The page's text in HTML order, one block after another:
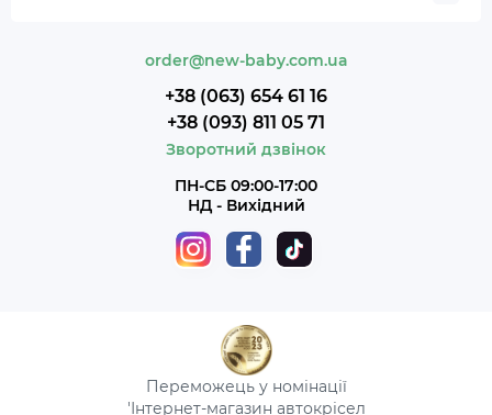
order@new-baby.com.ua
+38 (063) 654 61 16
+38 (093) 811 05 71
Зворотний дзвінок
ПН-СБ 09:00-17:00
НД - Вихідний
Переможець у номінації
'Інтернет-магазин автокрісел